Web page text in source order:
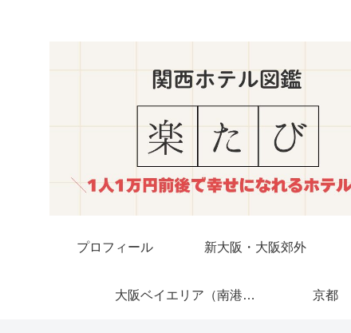
プロフィール 新大阪・大阪郊外
大阪ベイエリア（南港・USJ） 京都